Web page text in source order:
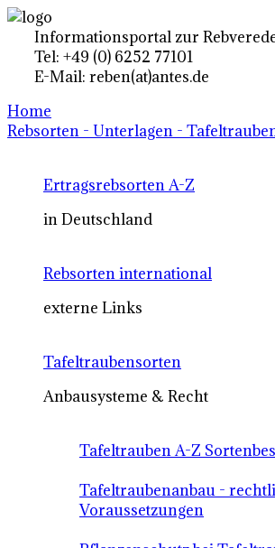
Informationsportal zur
Tel: +49 (0) 6252 77101
E-Mail: reben(at)antes.de
Home
Rebsorten - Unterlagen -
Ertragsrebsorten A-Z
in Deutschland
Rebsorten international
externe Links
Tafeltraubensorten
Anbausysteme & Recht
Tafeltrauben A-Z
Tafeltraubenanbau -
Voraussetzungen